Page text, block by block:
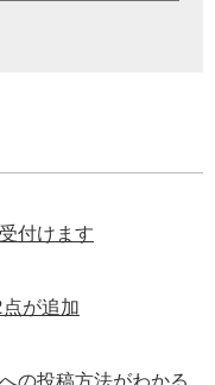
付けます
が追加